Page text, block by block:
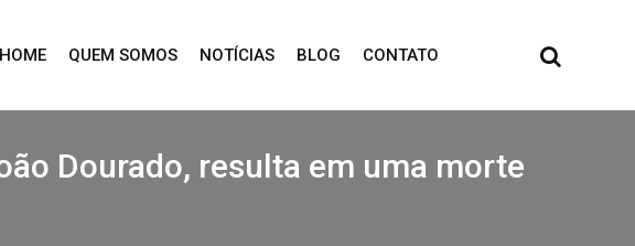
HOME QUEM SOMOS NOTÍCIAS BLOG CONTATO
Dourado, resulta em uma morte